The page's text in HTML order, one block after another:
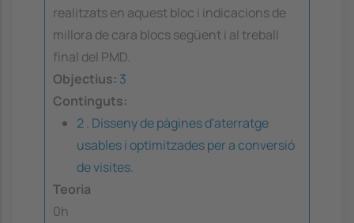
realitzats en aquest bloc i indicacions de
millora de cara blocs següent i al treball
final del PMD.
Objectius: 3
Continguts:
2 . Disseny de pàgines d'aterratge
usables i optimitzades per a conversió
de visites.
Teoria
0h